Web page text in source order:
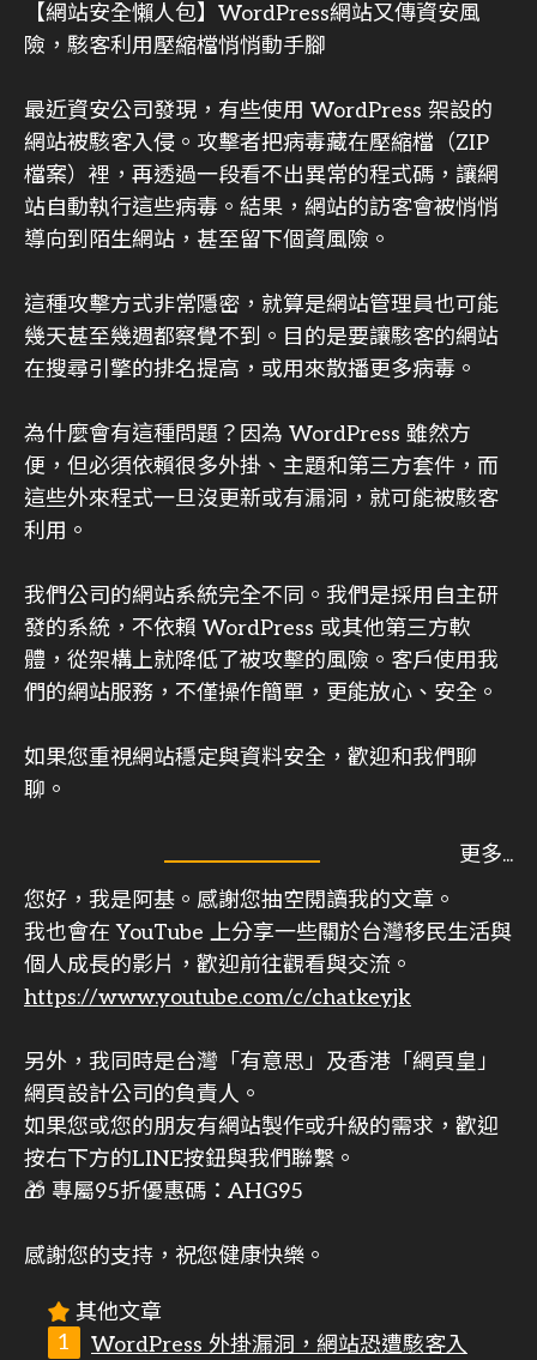
【網站安全懶人包】WordPress網站又傳資安風
險，駭客利用壓縮檔悄悄動手腳
最近資安公司發現，有些使用 WordPress 架設的
網站被駭客入侵。攻擊者把病毒藏在壓縮檔（ZIP
檔案）裡，再透過一段看不出異常的程式碼，讓網
站自動執行這些病毒。結果，網站的訪客會被悄悄
導向到陌生網站，甚至留下個資風險。
這種攻擊方式非常隱密，就算是網站管理員也可能
幾天甚至幾週都察覺不到。目的是要讓駭客的網站
在搜尋引擎的排名提高，或用來散播更多病毒。
為什麼會有這種問題？因為 WordPress 雖然方
便，但必須依賴很多外掛、主題和第三方套件，而
這些外來程式一旦沒更新或有漏洞，就可能被駭客
利用。
我們公司的網站系統完全不同。我們是採用自主研
發的系統，不依賴 WordPress 或其他第三方軟
體，從架構上就降低了被攻擊的風險。客戶使用我
們的網站服務，不僅操作簡單，更能放心、安全。
如果您重視網站穩定與資料安全，歡迎和我們聊
聊。
您好，我是阿基。感謝您抽空閱讀我的文章。
我也會在 YouTube 上分享一些關於台灣移民生活與
個人成長的影片，歡迎前往觀看與交流。
https://www.youtube.com/c/chatkeyjk
另外，我同時是台灣「有意思」及香港「網頁皇」
網頁設計公司的負責人。
如果您或您的朋友有網站製作或升級的需求，歡迎
按右下方的LINE按鈕與我們聯繫。
🎁 專屬95折優惠碼：AHG95
感謝您的支持，祝您健康快樂。
其他文章
WordPress 外掛漏洞，網站恐遭駭客入